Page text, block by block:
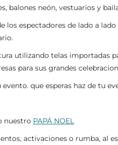
balones neón, vestuarios y
espectadores de lado a
utilizando telas importadas
para sus grandes
que esperas haz de tu
nuestro PAPÁ NOEL
activaciones o rumba, al